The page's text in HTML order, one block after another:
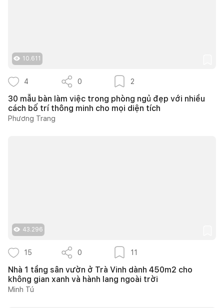
10.611
4 0 2
30 mẫu bàn làm việc trong phòng ngủ đẹp với nhiều
cách bố trí thông minh cho mọi diện tích
Phương Trang
43.296
15 0 11
Nhà 1 tầng sân vườn ở Trà Vinh dành 450m2 cho
không gian xanh và hành lang ngoài trời
Minh Tú